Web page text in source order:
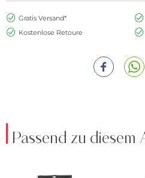
Gratis Versand*
Kostenlose Retoure
Passend zu diesem